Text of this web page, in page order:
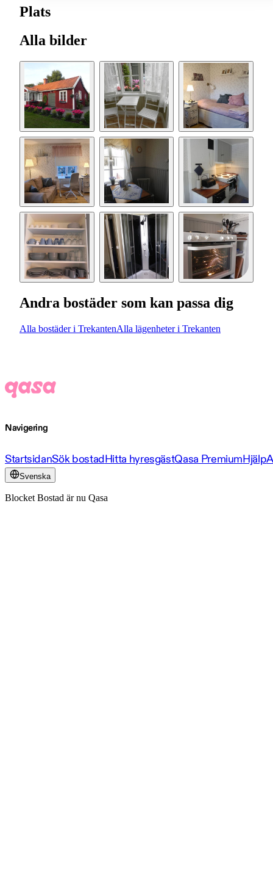
Plats
Alla bilder
Andra bostäder som kan passa dig
Alla bostäder i TrekantenAlla lägenheter i Trekanten
Navigering
StartsidanSök bostadHitta hyresgästQasa PremiumHjälp
Svenska
Blocket Bostad är nu Qasa